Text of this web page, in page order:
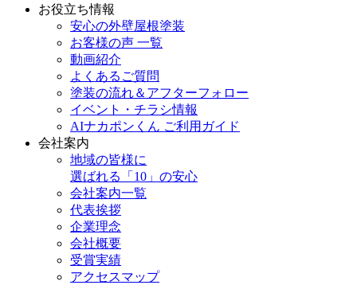
お役立ち情報
安心の外壁屋根塗装
お客様の声 一覧
動画紹介
よくあるご質問
塗装の流れ＆アフターフォロー
イベント・チラシ情報
AIナカポンくん ご利用ガイド
会社案内
地域の皆様に
選ばれる「10」の安心
会社案内一覧
代表挨拶
企業理念
会社概要
受賞実績
アクセスマップ